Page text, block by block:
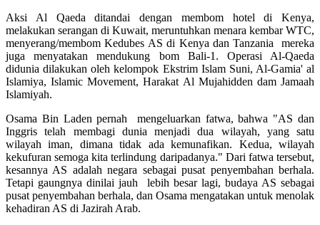
Aksi Al Qaeda ditandai dengan membom hotel di Kenya,
melakukan serangan di Kuwait, meruntuhkan menara kembar WTC,
menyerang/membom Kedubes AS di Kenya dan Tanzania mereka
juga menyatakan mendukung bom Bali-1. Operasi Al-Qaeda
didunia dilakukan oleh kelompok Ekstrim Islam Suni, Al-Gamia' al
Islamiya, Islamic Movement, Harakat Al Mujahidden dam Jamaah
Islamiyah.
Osama Bin Laden pernah mengeluarkan fatwa, bahwa "AS dan
Inggris telah membagi dunia menjadi dua wilayah, yang satu
wilayah iman, dimana tidak ada kemunafikan. Kedua, wilayah
kekufuran semoga kita terlindung daripadanya." Dari fatwa tersebut,
kesannya AS adalah negara sebagai pusat penyembahan berhala.
Tetapi gaungnya dinilai jauh lebih besar lagi, budaya AS sebagai
pusat penyembahan berhala, dan Osama mengatakan untuk menolak
kehadiran AS di Jazirah Arab.